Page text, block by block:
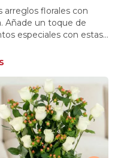
arreglos florales con
Añade un toque de
especiales con estas
a tus emociones.